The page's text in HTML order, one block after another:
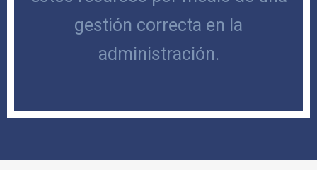
gestión correcta en la
administración.